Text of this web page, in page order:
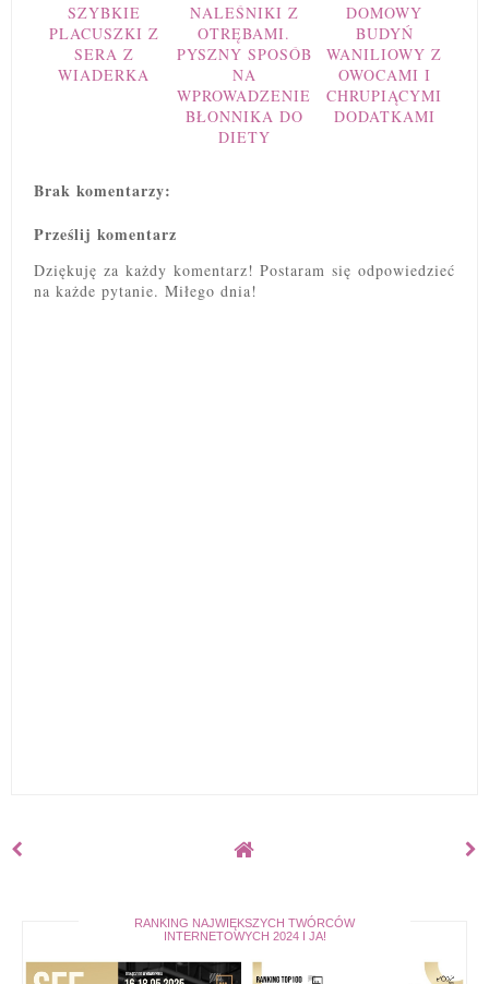
SZYBKIE
PLACUSZKI Z
SERA Z
WIADERKA
NALEŚNIKI Z
OTRĘBAMI.
PYSZNY SPOSÓB
NA
WPROWADZENIE
BŁONNIKA DO
DIETY
DOMOWY
BUDYŃ
WANILIOWY Z
OWOCAMI I
CHRUPIĄCYMI
DODATKAMI
Brak komentarzy:
Prześlij komentarz
Dziękuję za każdy komentarz! Postaram się odpowiedzieć
na każde pytanie. Miłego dnia!
RANKING NAJWIĘKSZYCH TWÓRCÓW
INTERNETOWYCH 2024 I JA!